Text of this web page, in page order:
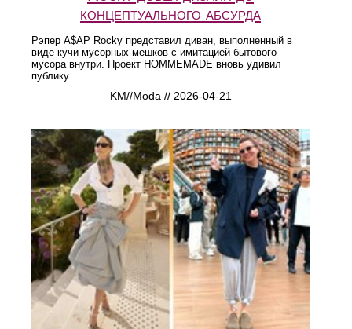
концептуального абсурда
Рэпер A$AP Rocky представил диван, выполненный в
виде кучи мусорных мешков с имитацией бытового
мусора внутри. Проект HOMMEMADE вновь удивил
публику.
KM//Moda // 2026-04-21